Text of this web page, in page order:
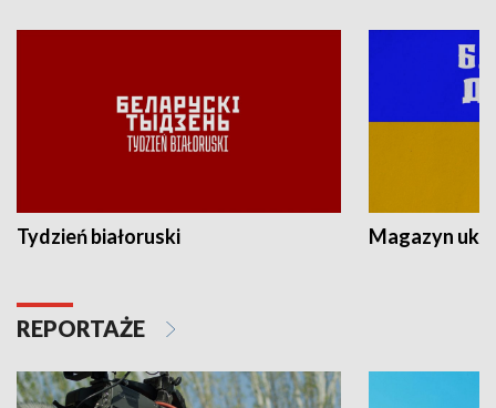
Tydzień białoruski Magazyn
REPORTAŻE